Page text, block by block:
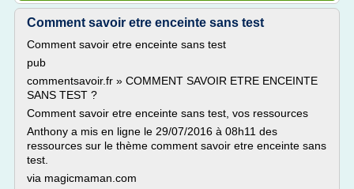
Comment savoir etre enceinte sans test
Comment savoir etre enceinte sans test
pub
commentsavoir.fr » COMMENT SAVOIR ETRE ENCEINTE
SANS TEST ?
Comment savoir etre enceinte sans test, vos ressources
Anthony a mis en ligne le 29/07/2016 à 08h11 des
ressources sur le thème comment savoir etre enceinte sans
test.
via magicmaman.com